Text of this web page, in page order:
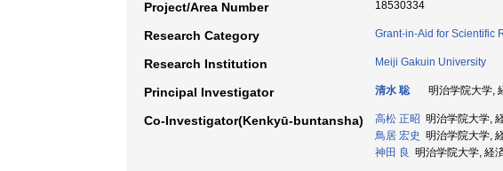
Project/Area Number 18530334
Research Category Grant-in-Aid for Scientific
Research Institution Meiji Gakuin University
Principal Investigator 清水 聡 明治学院大学,
Co-Investigator(Kenkyū-buntansha) 高松 正昭 明治学院大学,
鳥居 宏史 明治学院大学,
神田 良 明治学院大学, 経